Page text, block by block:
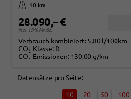
Kilometerstand
10 km
28.090,– €
incl. 19% MwSt.
Verbrauch kombiniert: 5,80 l/100km
CO2-Klasse: D
CO2-Emissionen: 130,00 g/km
Datensätze pro Seite:
10 20 50 100